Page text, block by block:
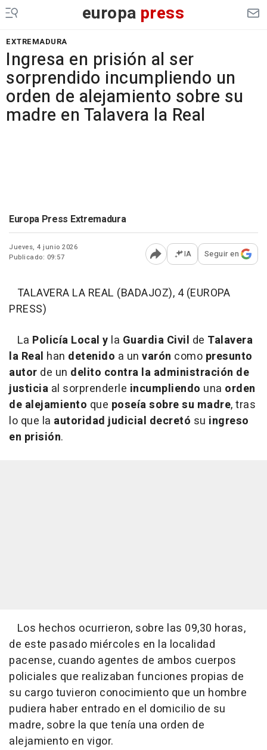
europa press
EXTREMADURA
Ingresa en prisión al ser
sorprendido incumpliendo un
orden de alejamiento sobre su
madre en Talavera la Real
Europa Press Extremadura
Jueves, 4 junio 2026
Publicado: 09:57
Abrir opciones para
IA Seguir en
TALAVERA LA REAL (BADAJOZ), 4 (EUROPA
PRESS)
La Policía Local y la Guardia Civil de Talavera
la Real han detenido a un varón como presunto
autor de un delito contra la administración de
justicia al sorprenderle incumpliendo una orden
de alejamiento que poseía sobre su madre, tras
lo que la autoridad judicial decretó su ingreso
en prisión.
Los hechos ocurrieron, sobre las 09,30 horas,
de este pasado miércoles en la localidad
pacense, cuando agentes de ambos cuerpos
policiales que realizaban funciones propias de
su cargo tuvieron conocimiento que un hombre
pudiera haber entrado en el domicilio de su
madre, sobre la que tenía una orden de
alejamiento en vigor.